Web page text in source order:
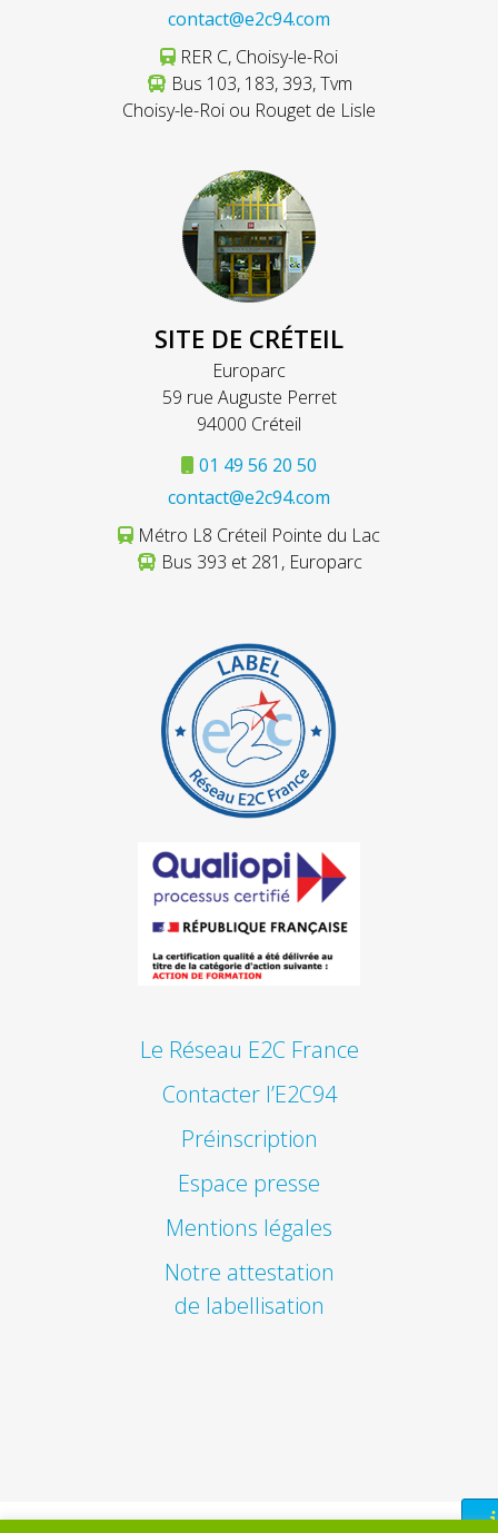
contact@e2c94.com
RER C, Choisy-le-Roi
Bus 103, 183, 393, Tvm
Choisy-le-Roi ou Rouget de Lisle
SITE DE CRÉTEIL
Europarc
59 rue Auguste Perret
94000 Créteil
01 49 56 20 50
contact@e2c94.com
Métro L8 Créteil Pointe du Lac
Bus 393 et 281, Europarc
Le Réseau E2C France
Contacter l’E2C94
Préinscription
Espace presse
Mentions légales
Notre attestation
de labellisation